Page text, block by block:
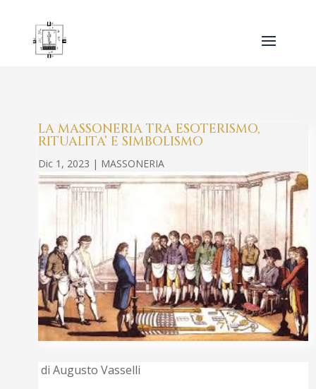
LA MASSONERIA TRA ESOTERISMO,
RITUALITA’ E SIMBOLISMO
Dic 1, 2023 | MASSONERIA
di Augusto Vasselli